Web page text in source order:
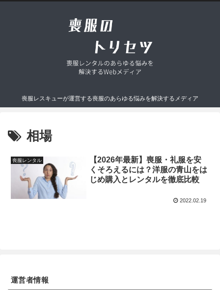
喪服レスキューが運営する喪服のあらゆる悩みを解決するメディア
相場
喪服レンタル
【2026年最新】喪服・礼服を安
くそろえるには？洋服の青山をは
じめ購入とレンタルを徹底比較
2022.02.19
運営者情報